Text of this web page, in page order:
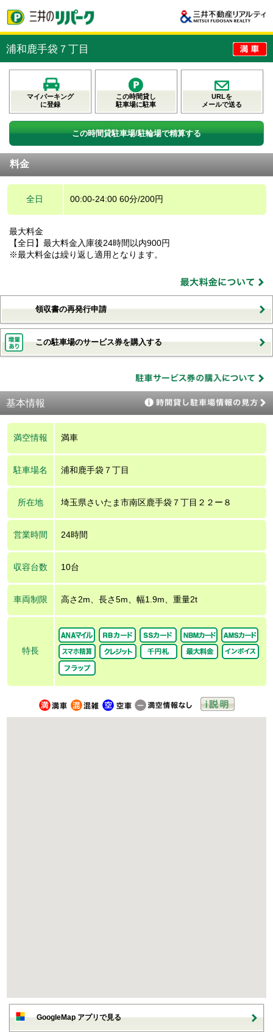
浦和鹿手袋７丁目
マイパーキング
に登録
この時間貸し
駐車場に駐車
URLを
メールで送る
この時間貸駐車場/駐輪場で精算する
料金
全日 00:00-24:00 60分/200円
最大料金
【全日】最大料金入庫後24時間以内900円
※最大料金は繰り返し適用となります。
領収書の再発行申請
この駐車場のサービス券を購入する
基本情報
満空情報 満車
駐車場名 浦和鹿手袋７丁目
所在地 埼玉県さいたま市南区鹿手袋７丁目２２ー８
営業時間 24時間
収容台数 10台
車両制限 高さ2m、長さ5m、幅1.9m、重量2t
特長
GoogleMap アプリで見る